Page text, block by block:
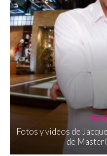
Fotos y videos de
de